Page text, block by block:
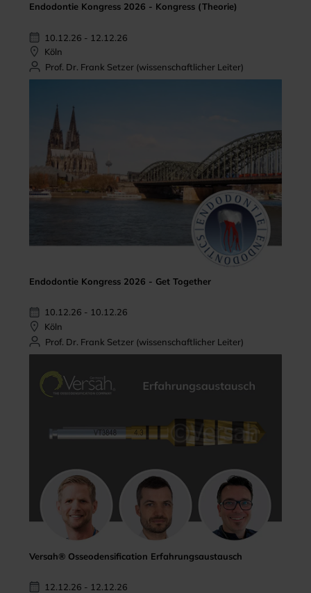
Endodontie Kongress 2026 - Kongress (Theorie)
10.12.26 - 12.12.26
Köln
Prof. Dr. Frank Setzer (wissenschaftlicher Leiter)
Endodontie Kongress 2026 - Get Together
10.12.26 - 10.12.26
Köln
Prof. Dr. Frank Setzer (wissenschaftlicher Leiter)
Versah® Osseodensification Erfahrungsaustausch
12.12.26 - 12.12.26